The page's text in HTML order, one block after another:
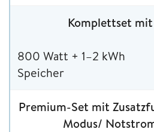
Komplettset
800 Watt + 1–2 kWh
Speicher
Premium-Set mit
Modus/